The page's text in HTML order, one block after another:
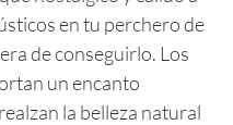
en tu perchero de
de conseguirlo. Los
un encanto
la belleza natural